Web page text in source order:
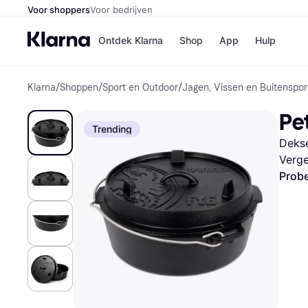
Voor shoppersVoor bedrijven
Ontdek Klarna Shop
Winkels
Bol
H&M
App Hulp
Klarna/Shoppen/Sport en Outdoor/Jagen, Vissen en
Trending